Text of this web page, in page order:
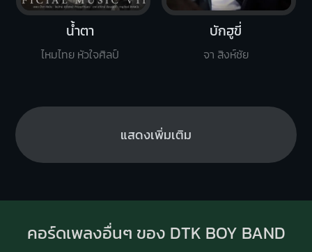
น้ำตา
ไหมไทย หัวใจศิลป์
บักฮูขี่
จา สิงห์ชัย
แสดงเพิ่มเติม
คอร์ดเพลงอื่นๆ ของ DTK BOY BAND